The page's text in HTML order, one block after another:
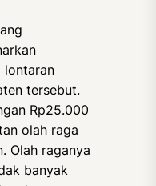
lontaran
tersebut.
Rp25.000
olah raga
Olah raganya
banyak